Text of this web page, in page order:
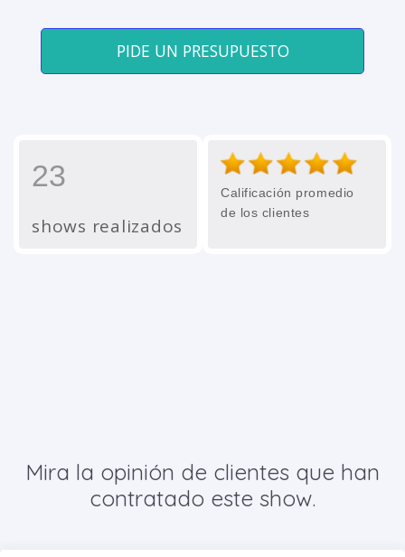
PIDE UN PRESUPUESTO
23
shows realizados
Calificación promedio
de los clientes
Mira la opinión de clientes que han
contratado este show.